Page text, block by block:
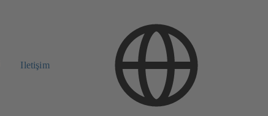
Iletişim